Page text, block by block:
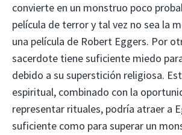
convierte en un monstruo poco
película de terror y tal vez no sea la
una película de Robert Eggers. Por
sacerdote tiene suficiente miedo
debido a su superstición religiosa.
espiritual, combinado con la
representar rituales, podría atraer a
suficiente como para superar un